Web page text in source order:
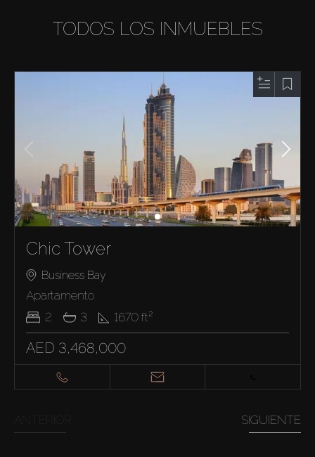
TODOS LOS INMUEBLES
Chic Tower
Business Bay
Apartamento
2
3 1670 ft²
AED 3,468,000
SIGUIENTE